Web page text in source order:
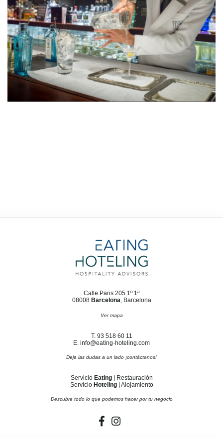
Calle Paris 205 1º 1ª
08008 Barcelona, Barcelona
Ver mapa
T. 93 518 60 11
E. info@eating-hoteling.com
Deja las dudas a un lado ¡contáctanos!
Servicio Eating| Restauración
Servicio Hoteling| Alojamiento
Descubre todo lo que podemos hacer por tu negocio